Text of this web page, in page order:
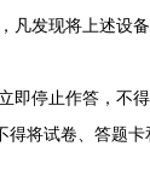
凡发现将上述设
停止作答，不得
将试卷、答题卡